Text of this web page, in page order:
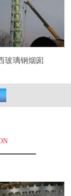
玻璃钢烟囱